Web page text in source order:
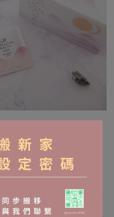
水約250c.c.後浸泡2~3分
中冰入冰箱，浸泡4至8小
作物改良場」以台灣山茶與